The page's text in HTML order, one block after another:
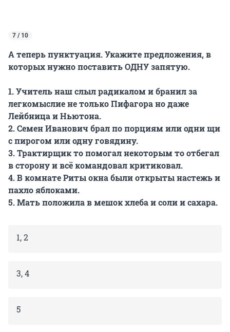
7 / 10
А теперь пунктуация. Укажите предложения, в
которых нужно поставить ОДНУ запятую.
1. Учитель наш слыл радикалом и бранил за
легкомыслие не только Пифагора но даже
Лейбница и Ньютона.
2. Семен Иванович брал по порциям или одни щи
с пирогом или одну говядину.
3. Трактирщик то помогал некоторым то отбегал
в сторону и всё командовал критиковал.
4. В комнате Риты окна были открыты настежь и
пахло яблоками.
5. Мать положила в мешок хлеба и соли и сахара.
1, 2
3, 4
5